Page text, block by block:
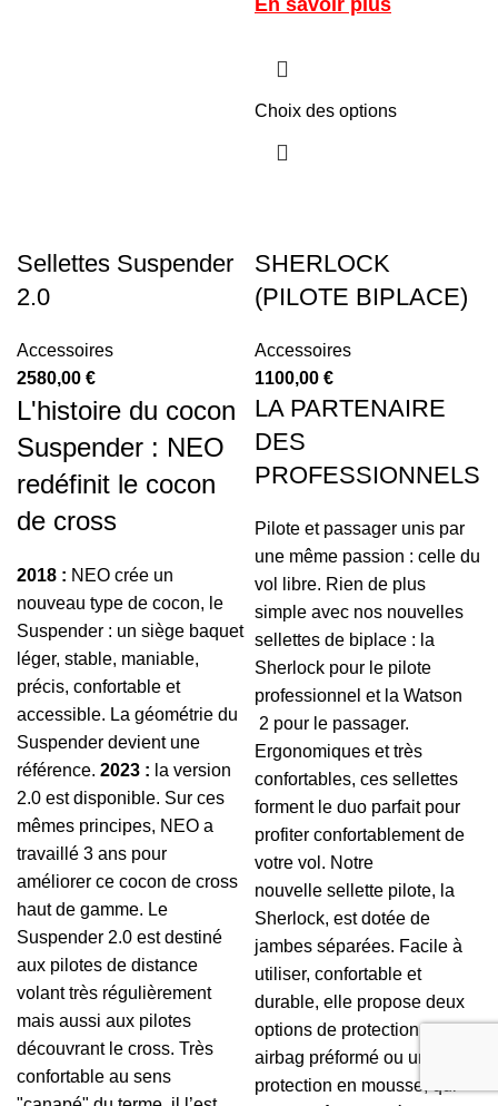
En savoir plus
Choix des options
Sellettes Suspender
2.0
Accessoires
2580,00 €
L'histoire du cocon
Suspender : NEO
redéfinit le cocon
de cross
2018 : NEO crée un
nouveau type de cocon, le
Suspender : un siège baquet
léger, stable, maniable,
précis, confortable et
accessible. La géométrie du
Suspender devient une
référence. 2023 : la version
2.0 est disponible. Sur ces
mêmes principes, NEO a
travaillé 3 ans pour
améliorer ce cocon de cross
haut de gamme. Le
Suspender 2.0 est destiné
aux pilotes de distance
volant très régulièrement
mais aussi aux pilotes
découvrant le cross. Très
confortable au sens
SHERLOCK
(PILOTE BIPLACE)
Accessoires
1100,00 €
LA PARTENAIRE
DES
PROFESSIONNELS
Pilote et passager unis par
une même passion : celle du
vol libre. Rien de plus
simple avec nos nouvelles
sellettes de biplace : la
Sherlock pour le pilote
professionnel et la Watson
2 pour le passager.
Ergonomiques et très
confortables, ces sellettes
forment le duo parfait pour
profiter confortablement de
votre vol. Notre
nouvelle sellette pilote, la
Sherlock, est dotée de
jambes séparées. Facile à
utiliser, confortable et
durable, elle propose deux
options de protection : un
airbag préformé ou une
protection en mousse, qui